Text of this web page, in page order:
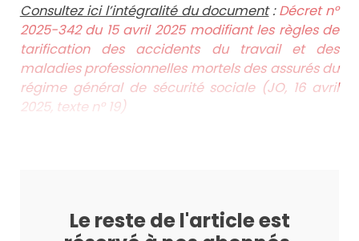
Consultez ici l’intégralité du document:Décret n°
2025-342 du 15 avril 2025 modifiant les règles de
tarification des accidents du travail et des
maladies professionnelles mortels des assurés du
régime général de sécurité sociale (JO, 16 avril
2025, texte n° 19)
Le reste de l'article est